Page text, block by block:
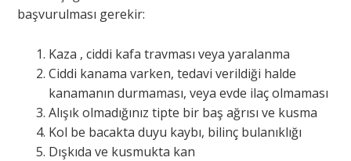
başvurulması gerekir:
Kaza , ciddi kafa travması veya yaralanma
Ciddi kanama varken, tedavi verildiği halde
kanamanın durmaması, veya evde ilaç olmaması
Alışık olmadığınız tipte bir baş ağrısı ve kusma
Kol be bacakta duyu kaybı, bilinç bulanıklığı
Dışkıda ve kusmukta kan